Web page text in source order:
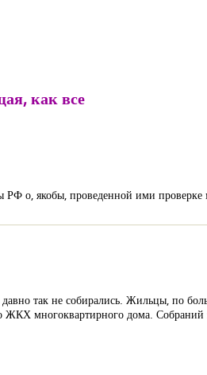
как все
о, якобы, проведенной ими проверке
так не собирались. Жильцы, по
ЖКХ многоквартирного дома.